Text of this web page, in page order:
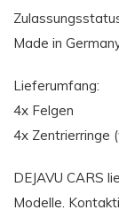
Made in
Lieferumfang:
4x Felgen
4x Zentrierringe
DEJAVU CARS
Modelle.